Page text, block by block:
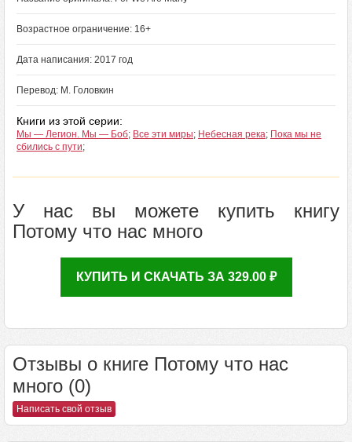
Возрастное ограничение: 16+
Дата написания: 2017 год
Перевод: М. Головкин
Книги из этой серии:
Мы — Легион. Мы — Боб; Все эти миры; Небесная река; Пока мы не
сбились с пути;
У нас вы можете купить книгу
Потому что нас много
КУПИТЬ И СКАЧАТЬ ЗА 329.00 ₽
Отзывы о книге Потому что нас
много (0)
Написать свой отзыв